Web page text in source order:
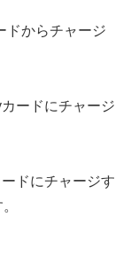
ドからチャージ
ードにチャージ
ドにチャージす